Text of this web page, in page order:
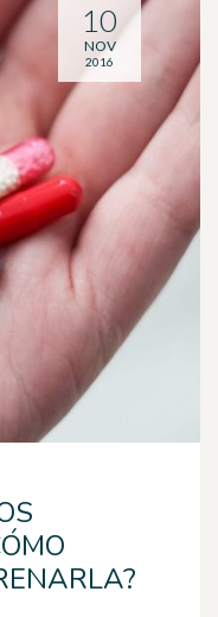
10
NOV
2016